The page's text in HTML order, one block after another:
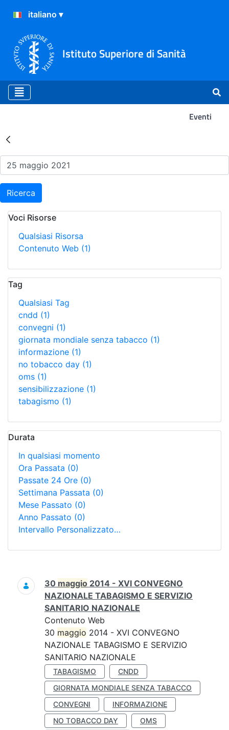
Istituto Superiore di Sanità
Eventi
Risultati della Ricerca -
Ricerca
Voci Risorse
Qualsiasi Risorsa
Contenuto Web (1)
Tag
Qualsiasi Tag
cndd (1)
convegni (1)
giornata mondiale senza tabacco (1)
informazione (1)
no tobacco day (1)
oms (1)
sensibilizzazione (1)
tabagismo (1)
Durata
In qualsiasi momento
Ora Passata (0)
Passate 24 Ore (0)
Settimana Passata (0)
Mese Passato (0)
Anno Passato (0)
Intervallo Personalizzato…
Ricerca
30 maggio 2014 - XVI CONVEGNO
NAZIONALE TABAGISMO E SERVIZIO
SANITARIO NAZIONALE
Contenuto Web
30 maggio 2014 - XVI CONVEGNO
NAZIONALE TABAGISMO E SERVIZIO
SANITARIO NAZIONALE
TABAGISMO
CNDD
GIORNATA MONDIALE SENZA TABACCO
CONVEGNI
INFORMAZIONE
NO TOBACCO DAY
OMS